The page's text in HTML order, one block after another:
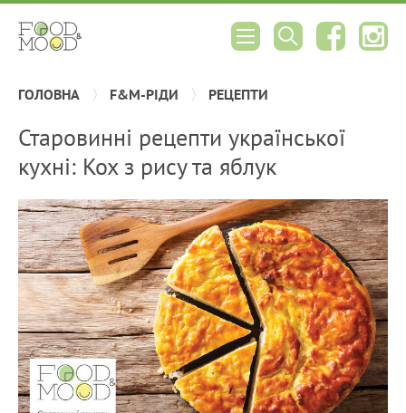
ГОЛОВНА F&M-РІДИ РЕЦЕПТИ
Старовинні рецепти української
кухні: Кох з рису та яблук